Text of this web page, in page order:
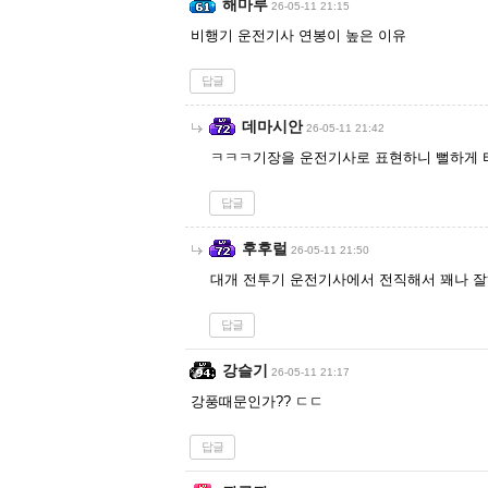
해마루 26-05-11 21:15
비행기 운전기사 연봉이 높은 이유
답글
데마시안 26-05-11 21:42
ㅋㅋㅋ기장을 운전기사로 표현하니 뻘하게
답글
후후럴 26-05-11 21:50
대개 전투기 운전기사에서 전직해서 꽤나
답글
강슬기 26-05-11 21:17
강풍때문인가?? ㄷㄷ
답글